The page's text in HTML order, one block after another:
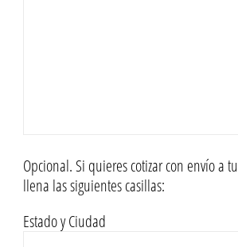
Opcional. Si quieres cotizar con envío a
llena las siguientes casillas:
Estado y Ciudad